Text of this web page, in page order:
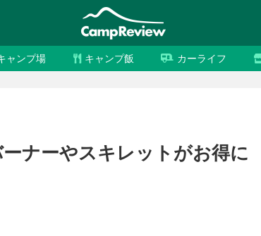
ャンプ場 キャンプ飯 カーライフ
ナーやスキレットがお得に